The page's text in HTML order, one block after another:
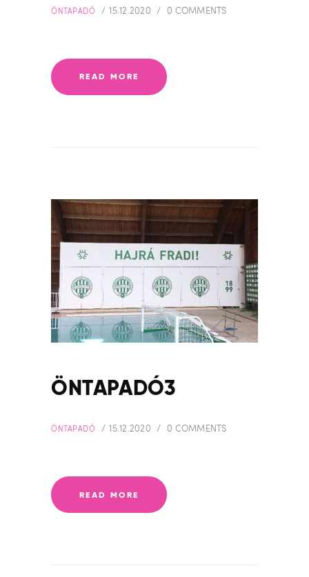
ÖNTAPADÓ 15.12.2020 0 COMMENTS
READ MORE
ÖNTAPADÓ3
ÖNTAPADÓ 15.12.2020 0 COMMENTS
READ MORE